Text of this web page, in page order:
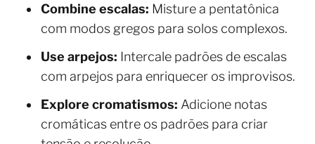
Combine escalas: Misture a pentatônica
com modos gregos para solos complexos.
Use arpejos: Intercale padrões de escalas
com arpejos para enriquecer os improvisos.
Explore cromatismos: Adicione notas
cromáticas entre os padrões para criar